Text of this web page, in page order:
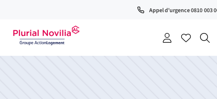
Appel d'urgence 0810 003